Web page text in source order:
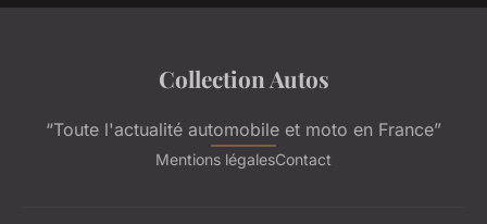
Collection Autos
“Toute l'actualité automobile et moto en France”
Mentions légalesContact